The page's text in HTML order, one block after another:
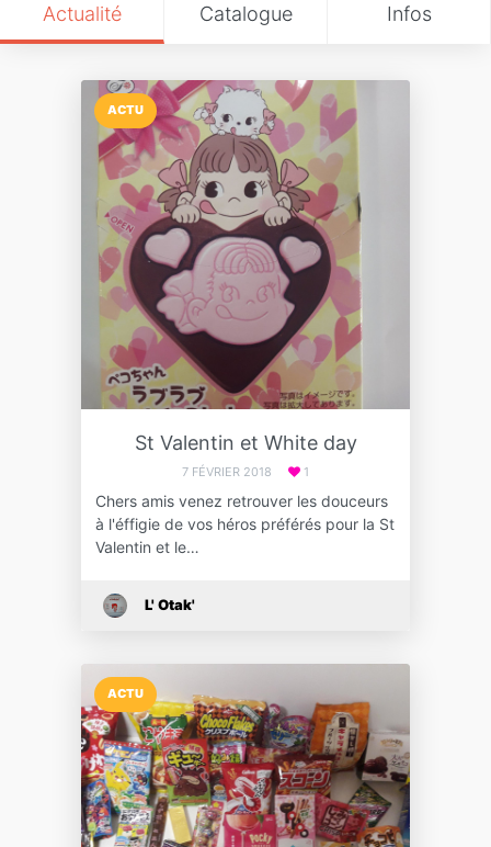
Actualité Catalogue Infos
ACTU
St Valentin et White day
7 FÉVRIER 2018 1
Chers amis venez retrouver les douceurs
à l'éffigie de vos héros préférés pour la St
Valentin et le…
L' Otak'
ACTU